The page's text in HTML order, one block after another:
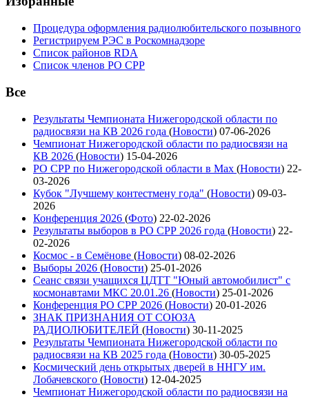
Процедура оформления радиолюбительского позывного
Регистрируем РЭС в Роскомнадзоре
Список районов RDA
Список членов РО СРР
Все
Результаты Чемпионата Нижегородской области по
радиосвязи на КВ 2026 года (Новости) 07-06-2026
Чемпионат Нижегородской области по радиосвязи на
КВ 2026 (Новости) 15-04-2026
РО СРР по Нижегородской области в Max (Новости) 22-
03-2026
Кубок "Лучшему контестмену года" (Новости) 09-03-
2026
Конференция 2026 (Фото) 22-02-2026
Результаты выборов в РО СРР 2026 года (Новости) 22-
02-2026
Космос - в Семёнове (Новости) 08-02-2026
Выборы 2026 (Новости) 25-01-2026
Сеанс связи учащихся ЦДТТ "Юный автомобилист" с
космонавтами МКС 20.01.26 (Новости) 25-01-2026
Конференция РО СРР 2026 (Новости) 20-01-2026
ЗНАК ПРИЗНАНИЯ ОТ СОЮЗА
РАДИОЛЮБИТЕЛЕЙ (Новости) 30-11-2025
Результаты Чемпионата Нижегородской области по
радиосвязи на КВ 2025 года (Новости) 30-05-2025
Космический день открытых дверей в ННГУ им.
Лобачевского (Новости) 12-04-2025
Чемпионат Нижегородской области по радиосвязи на